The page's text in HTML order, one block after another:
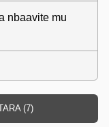
nbaavite mu
(7)